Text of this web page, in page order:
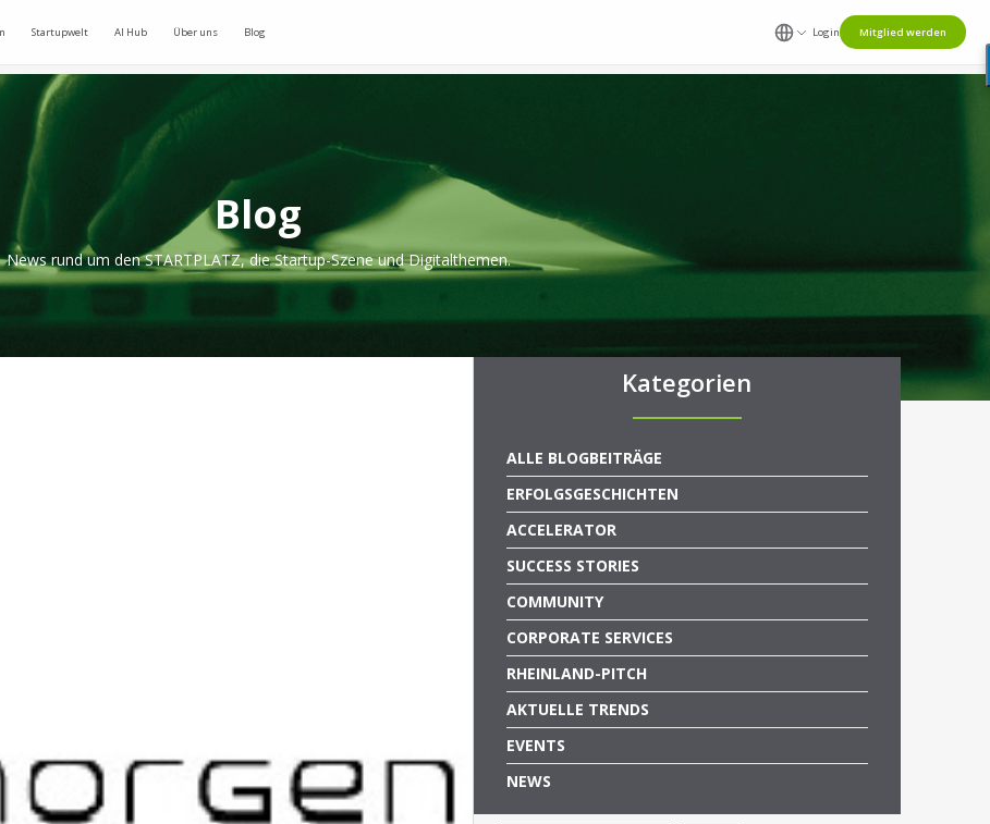
Startupwelt AI Hub Über uns Blog Login Mitglied werden
Blog
News rund um den STARTPLATZ, die Startup-Szene und Digitalthemen.
Kategorien
ALLE BLOGBEITRÄGE
ERFOLGSGESCHICHTEN
ACCELERATOR
SUCCESS STORIES
COMMUNITY
CORPORATE SERVICES
RHEINLAND-PITCH
AKTUELLE TRENDS
EVENTS
NEWS